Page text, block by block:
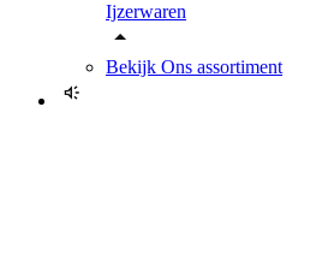
Ijzerwaren
Bekijk Ons assortiment